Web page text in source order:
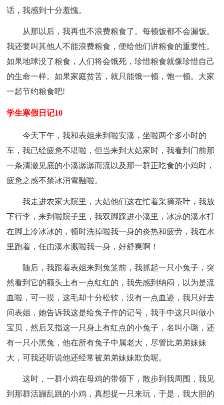
话，我感到十分羞愧。
从那以后，我再也不浪费粮食了。每顿饭都不会漏饭。
我还要叫其他人不能浪费粮食，便给他们讲粮食的重要性。
如果地球没了粮食，人们将会饿死，珍惜粮食就像珍惜自己
的生命一样。如果家庭贫苦，就只能饿一顿，饱一顿。大家
一起节约粮食吧!
学生寒假日记10
今天下午，我和表姐来到啦安溪，坐啦两个多小时的
车，我已经疲惫不堪啦，但当来到大姑家时，我看到门前那
一条清澈见底的小溪潺潺而流以及那一群正吃食的小鸡时，
疲惫之感不禁冰消雪融啦。
我走进农家大院里，大姑他们这在忙着采摘茶叶，我放
下行李，来到啦院子里，我双脚踩进小溪里，冰凉的溪水打
在脚上冷冰冰的，顿时洗掉啦我一身的炎热和疲劳，我在水
里跑着，任由溪水溅啦我一身，好舒爽啊！
随后，我跟着表姐来到兔笼前，我抓起一只小兔子，突
然看到它的额头上有一点红红的，我先感到纳闷，以为是流
血啦，可一摸，这毛却十分松软，没有一点血迹，我只好去
问表姐，她告诉我这是给兔子作的记号，我手中这只叫做小
宝贝，然后又指这一只身上有红点的小兔子，名叫小璐，还
有一只小黑兔，他在所有兔子中属老大，尽管比弟弟妹妹
大，可我还听说他还经常被弟弟妹妹欺负呢。
这时，一群小鸡在母鸡的带领下，散步到我周围，我见
到那群活蹦乱跳的小鸡，真想捉一只来玩，于是，我大胆的